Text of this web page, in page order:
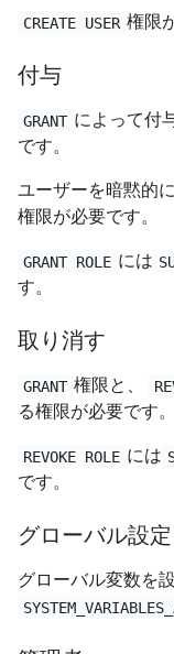
CREATE USER 権限
付与
GRANT によって付
です。
ユーザーを暗黙的
権限が必要です。
GRANT ROLE には
す。
取り消す
GRANT 権限と、
る権限が必要です。
REVOKE ROLE には
です。
グローバル設定
グローバル変数を